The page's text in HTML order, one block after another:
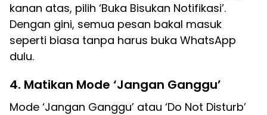
kanan atas, pilih ‘Buka Bisukan Notifikasi’.
Dengan gini, semua pesan bakal masuk
seperti biasa tanpa harus buka WhatsApp
dulu.
4. Matikan Mode ‘Jangan Ganggu’
Mode ‘Jangan Ganggu’ atau ‘Do Not Disturb’